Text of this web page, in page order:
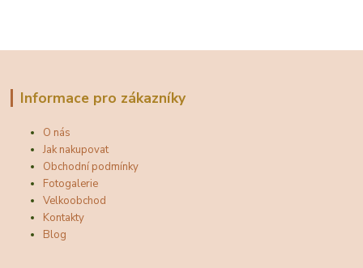
Informace pro zákazníky
O nás
Jak nakupovat
Obchodní podmínky
Fotogalerie
Velkoobchod
Kontakty
Blog